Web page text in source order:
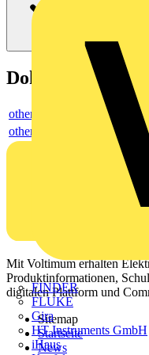
FINDER
FLUKE
Gira
HT Instruments GmbH
iHaus
Dokumente
others
others
Mit Voltimum erhalten
Produktinformationen,
digitalen Plattform und
Sitemap
Startseite
News